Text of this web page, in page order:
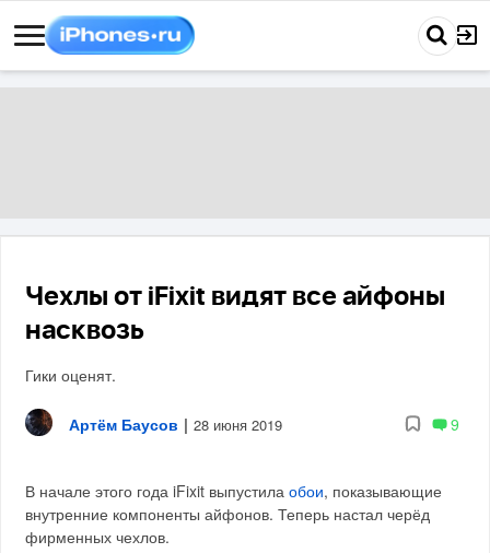
Чехлы от iFixit видят все айфоны
насквозь
Гики оценят.
Артём Баусов | 28 июня 2019 9
В начале этого года iFixit выпустилаобои, показывающие
внутренние компоненты айфонов. Теперь настал черёд
фирменных чехлов.